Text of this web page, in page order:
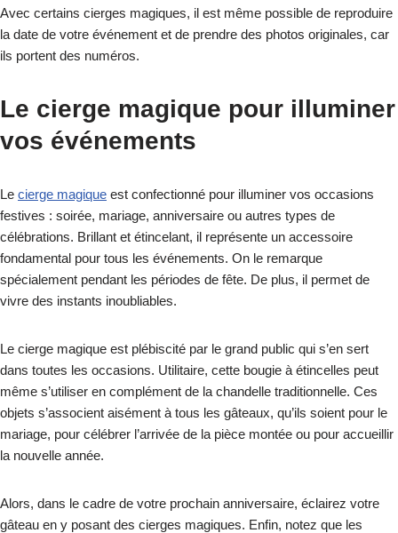
Avec certains cierges magiques, il est même possible de reproduire
la date de votre événement et de prendre des photos originales, car
ils portent des numéros.
Le cierge magique pour illuminer
vos événements
Le cierge magique est confectionné pour illuminer vos occasions
festives : soirée, mariage, anniversaire ou autres types de
célébrations. Brillant et étincelant, il représente un accessoire
fondamental pour tous les événements. On le remarque
spécialement pendant les périodes de fête. De plus, il permet de
vivre des instants inoubliables.
Le cierge magique est plébiscité par le grand public qui s’en sert
dans toutes les occasions. Utilitaire, cette bougie à étincelles peut
même s’utiliser en complément de la chandelle traditionnelle. Ces
objets s’associent aisément à tous les gâteaux, qu’ils soient pour le
mariage, pour célébrer l’arrivée de la pièce montée ou pour accueillir
la nouvelle année.
Alors, dans le cadre de votre prochain anniversaire, éclairez votre
gâteau en y posant des cierges magiques. Enfin, notez que les